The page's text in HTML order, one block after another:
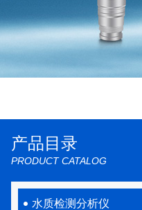
产品目录
PRODUCT CATALOG
水质检测分析仪